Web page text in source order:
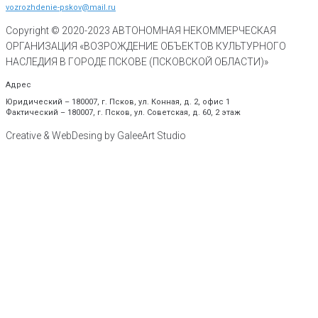
vozrozhdenie-pskov@mail.ru
Copyright © 2020-2023 АВТОНОМНАЯ НЕКОММЕРЧЕСКАЯ
ОРГАНИЗАЦИЯ «ВОЗРОЖДЕНИЕ ОБЪЕКТОВ КУЛЬТУРНОГО
НАСЛЕДИЯ В ГОРОДЕ ПСКОВЕ (ПСКОВСКОЙ ОБЛАСТИ)»
Адрес
Юридический – 180007, г. Псков, ул. Конная, д. 2, офис 1
Фактический – 180007, г. Псков, ул. Советская, д. 60, 2 этаж
Creative & WebDesing by GaleeArt Studio